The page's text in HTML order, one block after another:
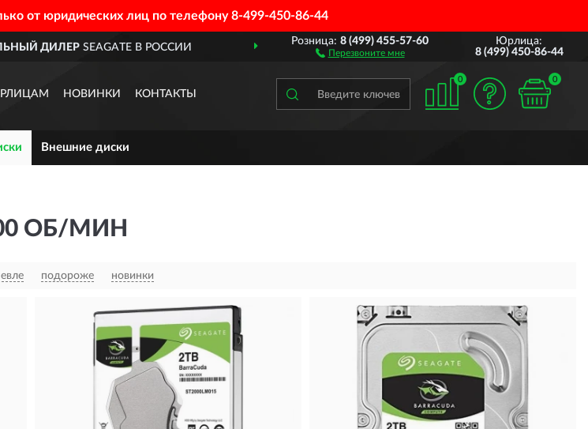
от юридических лиц по телефону8-499-450-86-44
ДОСТАВИМПО ВСЕЙ РОССИИ
Розница:8 (499) 455-57-60
Перезвоните мне
Юрлица:
8 (499) 450-86-44
НОВИНКИ КОНТАКТЫ
0 0
Внешние диски
ОБ/МИН
подороже новинки